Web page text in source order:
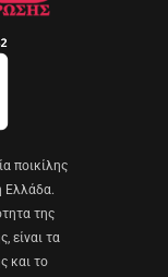
ποικίλης
Ελλάδα.
της
είναι τα
και το